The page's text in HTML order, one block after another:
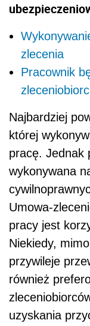
zlecenia
Pracownik
Najbardziej
której
pracę. Jednak
wykonywana
Umowa-
pracy jest
Niekiedy,
przywileje
również
uzyskania